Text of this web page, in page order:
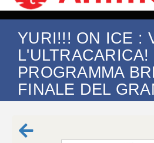
YURI!!! ON ICE :
L'ULTRACARICA!
PROGRAMMA
FINALE DEL